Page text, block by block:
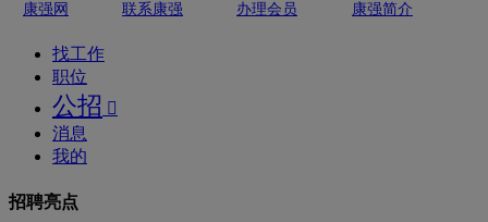
康强网
联系康强 办理会员 康强简介
找工作
职位
公招 
消息
我的
招聘亮点